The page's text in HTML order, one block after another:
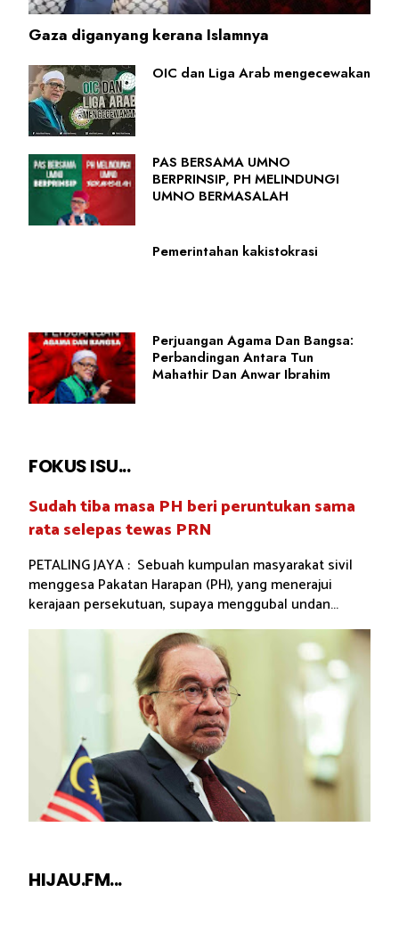
Gaza diganyang kerana Islamnya
OIC dan Liga Arab mengecewakan
PAS BERSAMA UMNO
BERPRINSIP, PH MELINDUNGI
UMNO BERMASALAH
Pemerintahan kakistokrasi
Perjuangan Agama Dan Bangsa:
Perbandingan Antara Tun
Mahathir Dan Anwar Ibrahim
FOKUS ISU...
Sudah tiba masa PH beri peruntukan sama
rata selepas tewas PRN
PETALING JAYA : Sebuah kumpulan masyarakat sivil
menggesa Pakatan Harapan (PH), yang menerajui
kerajaan persekutuan, supaya menggubal undan...
HIJAU.FM...